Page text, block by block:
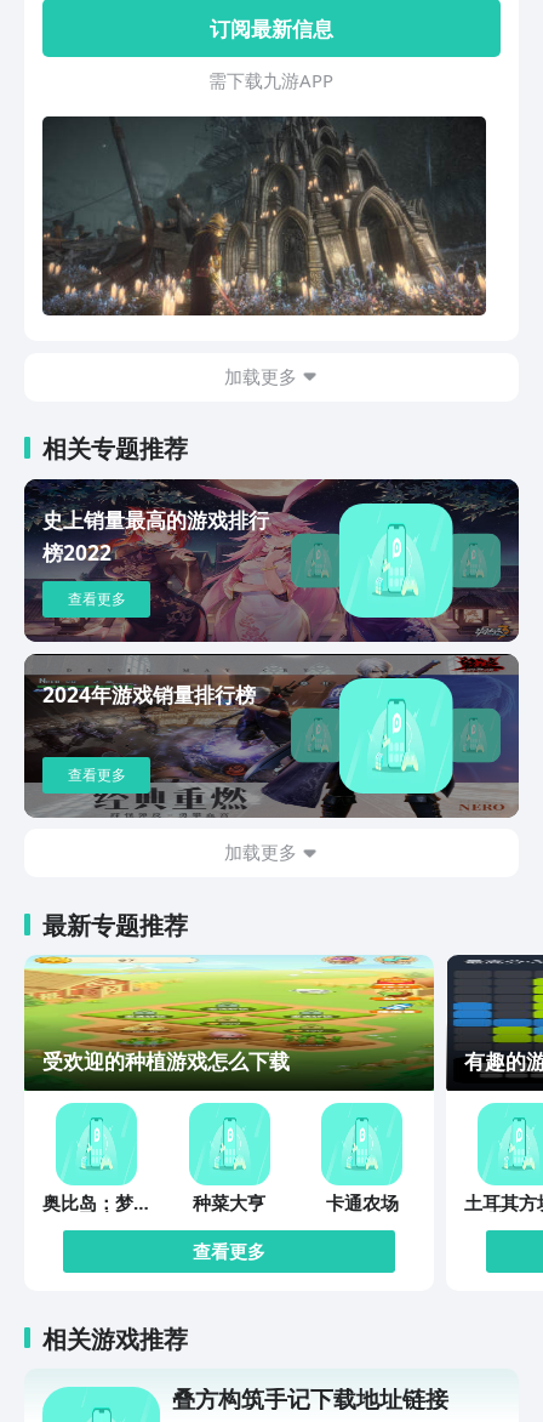
正在陨落。先驱者们舍弃一切，踏入黑雾
去寻找传说中的「巨像墓地」，那是最后
的希望。而故事的主角，先驱者泰伦斯因
为另一个理由，也义无反顾地踏上了征
程。在《帕斯卡契约》中，玩家可操作四
名个性鲜明、战斗方式迥异的角色，体验
一段奇异神秘的故事，探索极具立体纵深
感的地图关卡，挑战超乎想象的敌人，在
史诗级的配乐中，迎接史诗级的死亡与真
相！【2020.08.20 资料片更新】资料片
「遗忘之潮」现已发售！追加新剧情、新
色】1） 买断制付费，无微交易2） 20小
3） 4名可操作角色，拥有不同的战斗系
统4） 几十种敌人，丰富且有深度的ACT
战斗5） 电影化的演出和叙事，全程语音
6） 极具探索感的立体地图7） 众多NPC
和隐藏支线8） 配乐极具渲染力，游戏原
声于伦敦Air Studios录制9） 支持手柄，
操作体验更佳10）发售后计划出资料
片，追加新的可操作角色、新剧情更多游
戏资讯，请关注官方在TapTap社区发布
的信息。
订阅最新信息
需 下 载 九 游 A P P
加载更多
相关专题推荐
史上销量最高的游戏排行
榜2022
查看更多
2024年游戏销量排行榜
查看更多
加载更多
最新专题推荐
受欢迎的种植游戏怎么下载
奥比岛：梦想
国度
种菜大亨
卡通农场
查看更多
有趣的
土耳其方
除
相关游戏推荐
叠方构筑手记下载地址链接